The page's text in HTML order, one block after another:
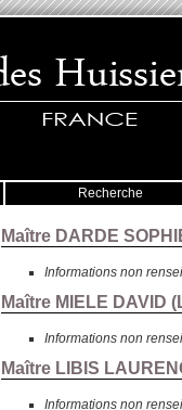
Recherche
Maître DARDE
Informations non
Maître MIELE DAVID (
Informations non
Maître LIBIS
Informations non